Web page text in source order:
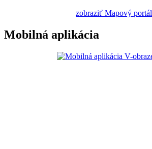
zobraziť Mapový portál
Mobilná aplikácia